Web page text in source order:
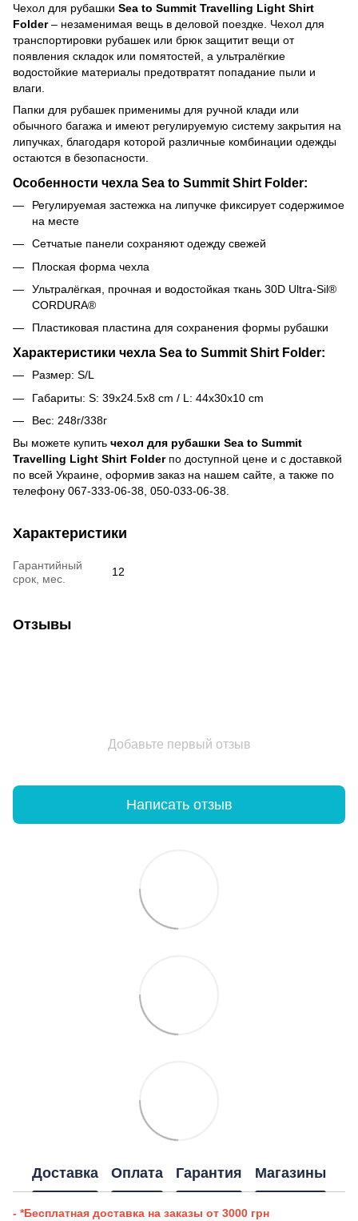
Чехол для рубашки Sea to Summit Travelling Light Shirt
Folder– незаменимая вещь в деловой поездке. Чехол для
транспортировки рубашек или брюк защитит вещи от
появления складок или помятостей, а ультралёгкие
водостойкие материалы предотвратят попадание пыли и
влаги.
Папки для рубашек применимы для ручной клади или
обычного багажа и имеют регулируемую систему закрытия на
липучках, благодаря которой различные комбинации одежды
остаются в безопасности.
Особенности чехла Sea to Summit Shirt Folder:
Регулируемая застежка на липучке фиксирует содержимое
на месте
Сетчатые панели сохраняют одежду свежей
Плоская форма чехла
Ультралёгкая, прочная и водостойкая ткань 30D Ultra-Sil®
CORDURA®
Пластиковая пластина для сохранения формы рубашки
Характеристики чехла Sea to Summit Shirt Folder:
Размер: S/L
Габариты: S: 39x24.5x8 cm / L: 44x30x10 cm
Вес: 248г/338г
Вы можете купить чехол для рубашки Sea to Summit
Travelling Light Shirt Folderпо доступной цене и c доставкой
по всей Украине, оформив заказ на нашем сайте, а также по
телефону 067-333-06-38, 050-033-06-38.
Характеристики
Гарантийный
срок, мес.
12
Отзывы
Добавьте первый отзыв
Написать отзыв
Доставка Оплата Гарантия Магазины
- *Бесплатная доставка на заказы от 3000 грн